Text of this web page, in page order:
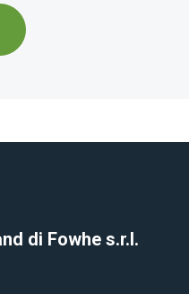
di Fowhe s.r.l.